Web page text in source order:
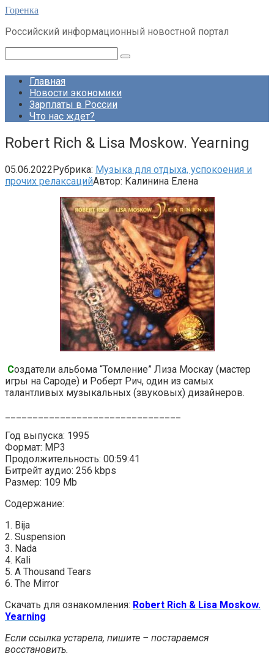
Перейти
контенту
Горенка
Российский информационный новостной портал
Главная
Новости экономики
Зарплаты в России
Что нас ждет?
Robert Rich & Lisa Moskow. Yearning
05.06.2022Рубрика: Музыка для отдыха, успокоения и
прочих релаксацийАвтор: Калинина Елена
Создатели альбома “Томление” Лиза Москау (мастер
игры на Сароде) и Роберт Рич, один из самых
талантливых музыкальных (звуковых) дизайнеров.
Год выпуска: 1995
Формат: MP3
Продолжительность: 00:59:41
Битрейт аудио: 256 kbps
Размер: 109 Mb
Содержание:
1. Bija
2. Suspension
3. Nada
4. Kali
5. A Thousand Tears
6. The Mirror
Скачать для ознакомления: Robert Rich & Lisa Moskow.
Yearning
Если ссылка устарела, пишите – постараемся
восстановить.